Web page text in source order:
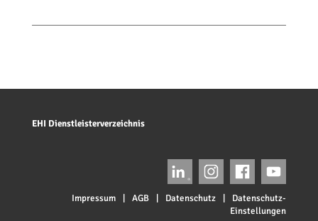
EHI Dienstleisterverzeichnis
Impressum AGB Datenschutz
Datenschutz-
Einstellungen